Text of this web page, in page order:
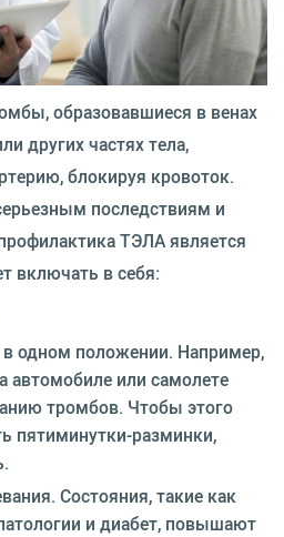
образовавшиеся в венах
других частях тела,
блокируя кровоток.
последствиям и
ТЭЛА является
включать в себя:
одном положении. Например,
автомобиле или самолете
тромбов. Чтобы этого
пятиминутки-разминки,
Состояния, такие как
и диабет, повышают